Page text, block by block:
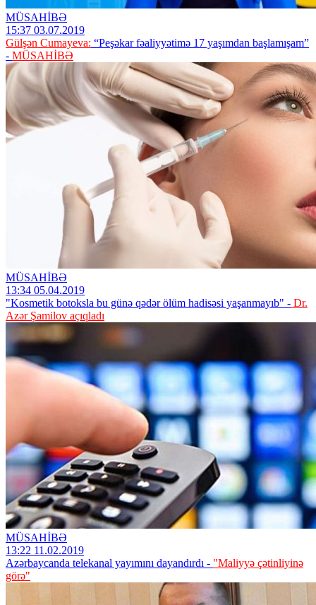
MÜSAHİBƏ
15:37 03.07.2019
Gülşən Cumayeva: “Peşəkar fəaliyyətimə 17 yaşımdan başlamışam”
- MÜSAHİBƏ
MÜSAHİBƏ
13:34 05.04.2019
"Kosmetik botoksla bu günə qədər ölüm hadisəsi yaşanmayıb" - Dr.
Azər Şamilov açıqladı
MÜSAHİBƏ
13:22 11.02.2019
Azərbaycanda telekanal yayımını dayandırdı - "Maliyyə çətinliyinə
görə"